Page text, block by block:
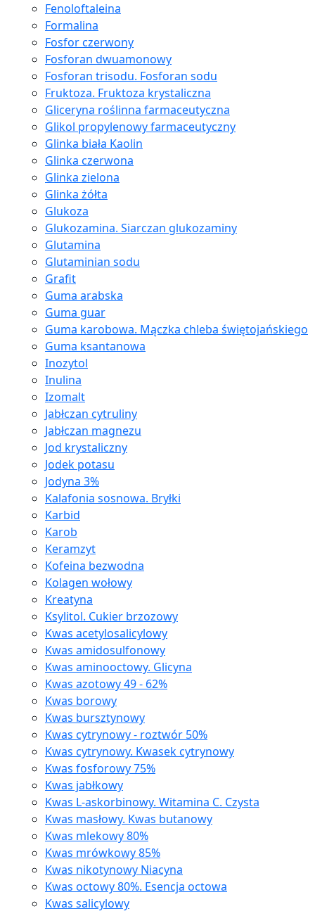
Fenoloftaleina
Formalina
Fosfor czerwony
Fosforan dwuamonowy
Fosforan trisodu. Fosforan sodu
Fruktoza. Fruktoza krystaliczna
Gliceryna roślinna farmaceutyczna
Glikol propylenowy farmaceutyczny
Glinka biała Kaolin
Glinka czerwona
Glinka zielona
Glinka żółta
Glukoza
Glukozamina. Siarczan glukozaminy
Glutamina
Glutaminian sodu
Grafit
Guma arabska
Guma guar
Guma karobowa. Mączka chleba świętojańskiego
Guma ksantanowa
Inozytol
Inulina
Izomalt
Jabłczan cytruliny
Jabłczan magnezu
Jod krystaliczny
Jodek potasu
Jodyna 3%
Kalafonia sosnowa. Bryłki
Karbid
Karob
Keramzyt
Kofeina bezwodna
Kolagen wołowy
Kreatyna
Ksylitol. Cukier brzozowy
Kwas acetylosalicylowy
Kwas amidosulfonowy
Kwas aminooctowy. Glicyna
Kwas azotowy 49 - 62%
Kwas borowy
Kwas bursztynowy
Kwas cytrynowy - roztwór 50%
Kwas cytrynowy. Kwasek cytrynowy
Kwas fosforowy 75%
Kwas jabłkowy
Kwas L-askorbinowy. Witamina C. Czysta
Kwas masłowy. Kwas butanowy
Kwas mlekowy 80%
Kwas mrówkowy 85%
Kwas nikotynowy Niacyna
Kwas octowy 80%. Esencja octowa
Kwas salicylowy